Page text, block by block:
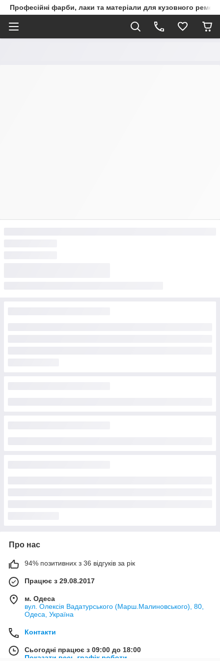
Професійні фарби, лаки та матеріали для кузовного
Про нас
94% позитивних з 36 відгуків за рік
Працює з 29.08.2017
м. Одеса
вул. Олексія Вадатурського (Марш.Малиновського), 80,
Одеса, Україна
Контакти
Сьогодні працює з 09:00 до 18:00
Показати весь графік роботи